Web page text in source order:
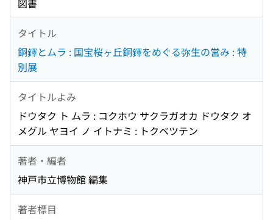
図書
タイトル
銅鐸とムラ : 国宝桜ヶ丘銅鐸をめぐる弥生の営み : 特
別展
タイトルよみ
ドウタク ト ムラ : コクホウ サクラガオカ ドウタク オ
メグル ヤヨイ ノ イトナミ : トクベツテン
著者・編者
神戸市立博物館 編集
著者標目